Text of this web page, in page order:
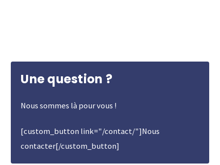
Une question ?
Nous sommes là pour vous !
[custom_button link="/contact/"]Nous
contacter[/custom_button]